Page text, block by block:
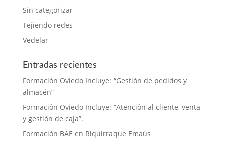
Sin categorizar
Tejiendo redes
Vedelar
Entradas recientes
Formación Oviedo Incluye: “Gestión de pedidos y
almacén”
Formación Oviedo Incluye: “Atención al cliente, venta
y gestión de caja”.
Formación BAE en Riquirraque Emaús